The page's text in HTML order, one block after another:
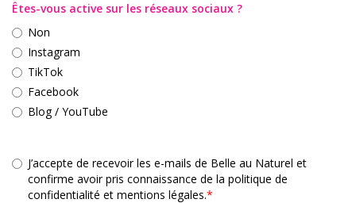
Êtes-vous active sur les réseaux sociaux ?
Non
Instagram
TikTok
Facebook
Blog / YouTube
J’accepte de recevoir les e-mails de Belle au Naturel et
confirme avoir pris connaissance de la politique de
confidentialité et mentions légales.*